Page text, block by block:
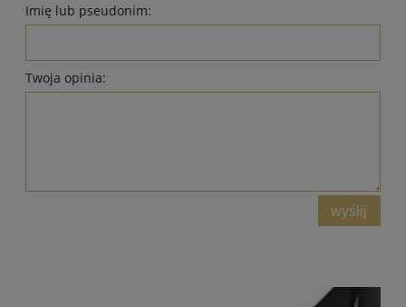
Imię lub pseudonim:
Twoja opinia:
wyślij